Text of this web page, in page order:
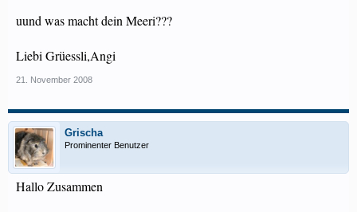
uund was macht dein Meeri???
Liebi Grüessli,Angi
21. November 2008
Grischa
Prominenter Benutzer
Hallo Zusammen